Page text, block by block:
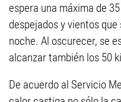
espera una máxima de
despejados y vientos
noche. Al oscurecer, se
alcanzar también los 50
De acuerdo al Servicio